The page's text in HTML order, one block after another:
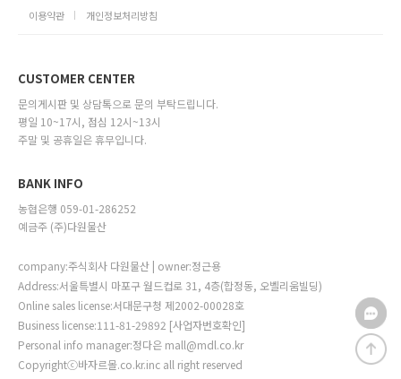
이용약관 개인정보처리방침
CUSTOMER CENTER
문의게시판 및 상담톡으로 문의 부탁드립니다.
평일 10~17시, 점심 12시~13시
주말 및 공휴일은 휴무입니다.
BANK INFO
농협은행 059-01-286252
예금주 (주)다원물산
company:주식회사 다원물산 | owner:정근용
Address:서울특별시 마포구 월드컵로 31, 4층(합정동, 오벨리움빌딩)
Online sales license:서대문구청 제2002-00028호
Business license:111-81-29892 [사업자번호확인]
Personal info manager:정다은 mall@mdl.co.kr
Copyrightⓒ바자르몰.co.kr.inc all right reserved